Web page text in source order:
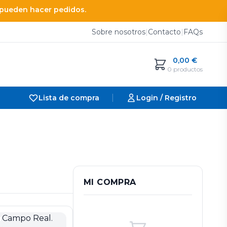
hacer pedidos.
Sobre nosotros|Contacto| FAQs
0,00 €
0 productos
Lista de compra Login / Registro
MI COMPRA